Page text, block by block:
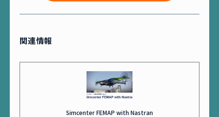
関連情報
Simcenter FEMAP with Nastran